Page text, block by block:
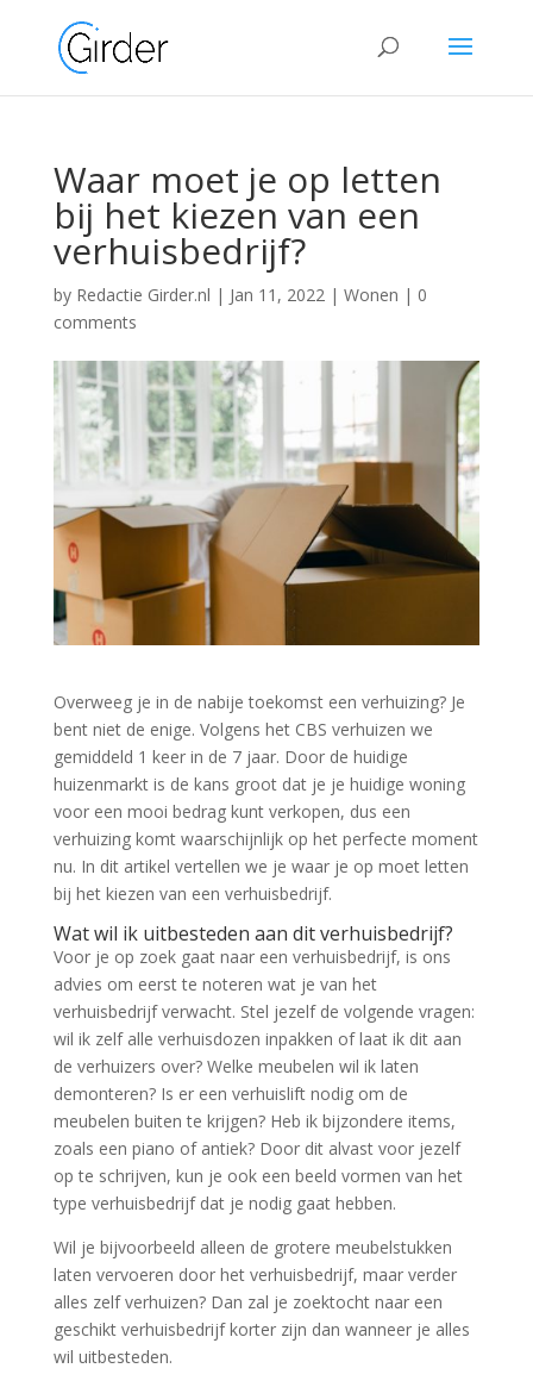
Waar moet je op letten
bij het kiezen van een
verhuisbedrijf?
by Redactie Girder.nl | Jan 11, 2022| Wonen | 0
comments
Overweeg je in de nabije toekomst een verhuizing? Je
bent niet de enige. Volgens het CBS verhuizen we
gemiddeld 1 keer in de 7 jaar. Door de huidige
huizenmarkt is de kans groot dat je je huidige woning
voor een mooi bedrag kunt verkopen, dus een
verhuizing komt waarschijnlijk op het perfecte moment
nu. In dit artikel vertellen we je waar je op moet letten
bij het kiezen van een verhuisbedrijf.
Wat wil ik uitbesteden aan dit verhuisbedrijf?
Voor je op zoek gaat naar een verhuisbedrijf, is ons
advies om eerst te noteren wat je van het
verhuisbedrijf verwacht. Stel jezelf de volgende vragen:
wil ik zelf alle verhuisdozen inpakken of laat ik dit aan
de verhuizers over? Welke meubelen wil ik laten
demonteren? Is er een verhuislift nodig om de
meubelen buiten te krijgen? Heb ik bijzondere items,
zoals een piano of antiek? Door dit alvast voor jezelf
op te schrijven, kun je ook een beeld vormen van het
type verhuisbedrijf dat je nodig gaat hebben.
Wil je bijvoorbeeld alleen de grotere meubelstukken
laten vervoeren door het verhuisbedrijf, maar verder
alles zelf verhuizen? Dan zal je zoektocht naar een
geschikt verhuisbedrijf korter zijn dan wanneer je alles
wil uitbesteden.